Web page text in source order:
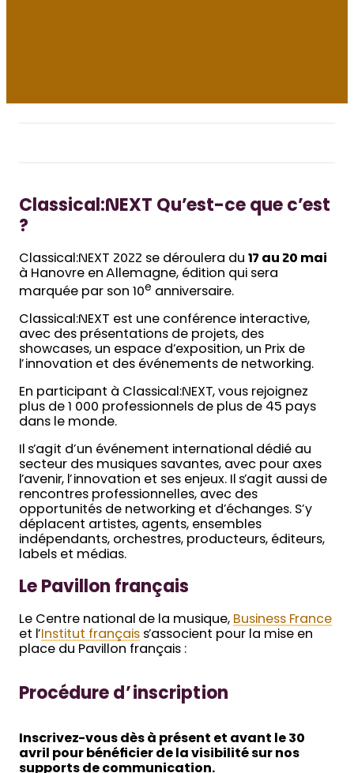
Classical:NEXT Qu’est-ce que c’est
?
Classical:NEXT 2022 se déroulera du 17 au 20 mai
à Hanovre en Allemagne, édition qui sera
marquée par son 10e anniversaire.
Classical:NEXT est une conférence interactive,
avec des présentations de projets, des
showcases, un espace d’exposition, un Prix de
l’innovation et des événements de networking.
En participant à Classical:NEXT, vous rejoignez
plus de 1 000 professionnels de plus de 45 pays
dans le monde.
Il s’agit d’un événement international dédié au
secteur des musiques savantes, avec pour axes
l’avenir, l’innovation et ses enjeux. Il s’agit aussi de
rencontres professionnelles, avec des
opportunités de networking et d’échanges. S’y
déplacent artistes, agents, ensembles
indépendants, orchestres, producteurs, éditeurs,
labels et médias.
Le Pavillon français
Le Centre national de la musique, Business France
et l’ Institut français s’associent pour la mise en
place du Pavillon français :
Procédure d’inscription
Inscrivez-vous dès à présent et avant le 30
avril pour bénéficier de la visibilité sur nos
supports de communication.